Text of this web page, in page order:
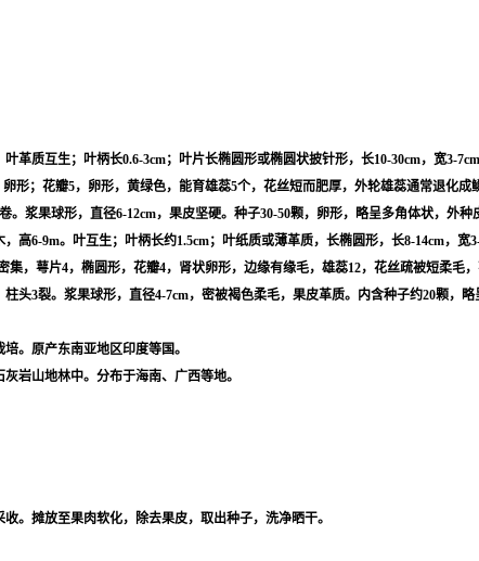
革质互生；叶柄长0.6-3cm；叶片长椭圆形或椭圆状披针形，长10-30cm，宽3-
形；花瓣5，卵形，黄绿色，能育雄蕊5个，花丝短而肥厚，外轮雄蕊通常退化
。浆果球形，直径6-12cm，果皮坚硬。种子30-50颗，卵形，略呈多角体状，外种
高6-9m。叶互生；叶柄长约1.5cm；叶纸质或薄革质，长椭圆形，长8-14cm，
集，萼片4，椭圆形，花瓣4，肾状卵形，边缘有缘毛，雄蕊12，花丝疏被短柔
头3裂。浆果球形，直径4-7cm，密被褐色柔毛，果皮革质。内含种子约20颗，略
。原产东南亚地区印度等国。
岩山地林中。分布于海南、广西等地。
。摊放至果肉软化，除去果皮，取出种子，洗净晒干。